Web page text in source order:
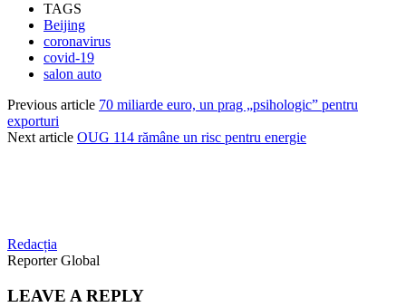
TAGS
Beijing
coronavirus
covid-19
salon auto
Previous article 70 miliarde euro, un prag „psihologic” pentru
exporturi
Next article OUG 114 rămâne un risc pentru energie
Redacția
Reporter Global
LEAVE A REPLY